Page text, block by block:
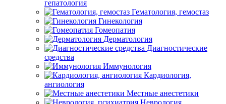
гепатология
Гематология, гемостаз
Гинекология
Гомеопатия
Дерматология
Диагностические
средства
Иммунология
Кардиология,
ангиология
Местные анестетики
Неврология,